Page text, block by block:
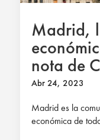
Madrid,
nota de
Abr 24, 2023
Madrid es la
económica de